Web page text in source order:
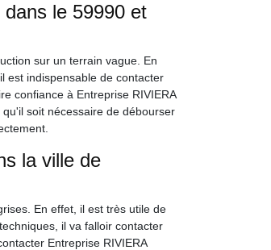
le 59990 et
sur un terrain vague. En
est indispensable de contacter
confiance à Entreprise RIVIERA
soit nécessaire de débourser
la ville de
En effet, il est très utile de
il va falloir contacter
Entreprise RIVIERA